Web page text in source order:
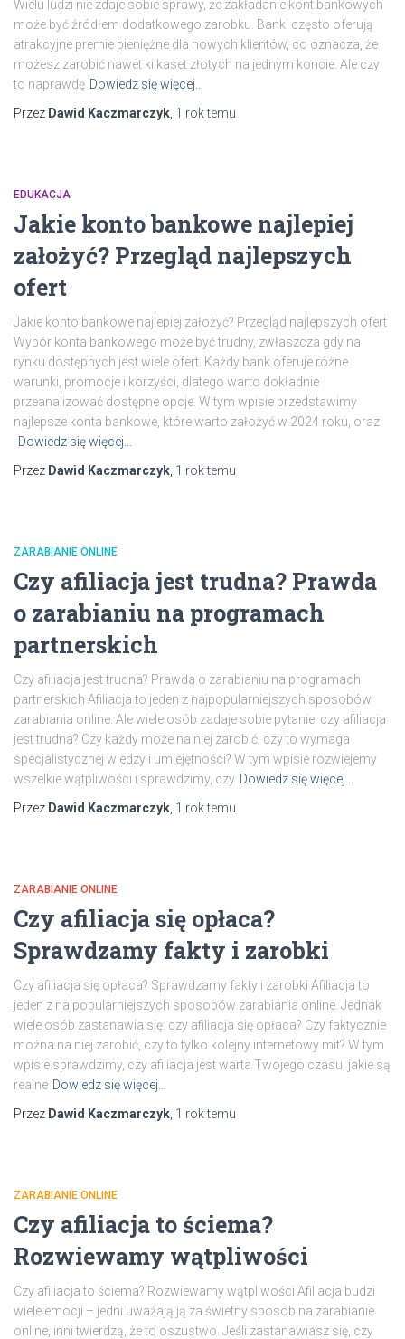
Wielu ludzi nie zdaje sobie sprawy, że zakładanie kont bankowych
może być źródłem dodatkowego zarobku. Banki często oferują
atrakcyjne premie pieniężne dla nowych klientów, co oznacza, że
możesz zarobić nawet kilkaset złotych na jednym koncie. Ale czy
to naprawdę Dowiedz się więcej…
Przez Dawid Kaczmarczyk 1 roktemu
EDUKACJA
Jakie konto bankowe najlepiej
założyć? Przegląd najlepszych
ofert
Jakie konto bankowe najlepiej założyć? Przegląd najlepszych ofert
Wybór konta bankowego może być trudny, zwłaszcza gdy na
rynku dostępnych jest wiele ofert. Każdy bank oferuje różne
warunki, promocje i korzyści, dlatego warto dokładnie
przeanalizować dostępne opcje. W tym wpisie przedstawimy
najlepsze konta bankowe, które warto założyć w 2024 roku, oraz
Dowiedz się więcej…
Przez Dawid Kaczmarczyk 1 roktemu
ZARABIANIE ONLINE
Czy afiliacja jest trudna? Prawda
o zarabianiu na programach
partnerskich
Czy afiliacja jest trudna? Prawda o zarabianiu na programach
partnerskich Afiliacja to jeden z najpopularniejszych sposobów
zarabiania online. Ale wiele osób zadaje sobie pytanie: czy afiliacja
jest trudna? Czy każdy może na niej zarobić, czy to wymaga
specjalistycznej wiedzy i umiejętności? W tym wpisie rozwiejemy
wszelkie wątpliwości i sprawdzimy, czy Dowiedz się więcej…
Przez Dawid Kaczmarczyk 1 roktemu
ZARABIANIE ONLINE
Czy afiliacja się opłaca?
Sprawdzamy fakty i zarobki
Czy afiliacja się opłaca? Sprawdzamy fakty i zarobki Afiliacja to
jeden z najpopularniejszych sposobów zarabiania online. Jednak
wiele osób zastanawia się: czy afiliacja się opłaca? Czy faktycznie
można na niej zarobić, czy to tylko kolejny internetowy mit? W tym
wpisie sprawdzimy, czy afiliacja jest warta Twojego czasu, jakie są
realne Dowiedz się więcej…
Przez Dawid Kaczmarczyk 1 roktemu
ZARABIANIE ONLINE
Czy afiliacja to ściema?
Rozwiewamy wątpliwości
Czy afiliacja to ściema? Rozwiewamy wątpliwości Afiliacja budzi
wiele emocji – jedni uważają ją za świetny sposób na zarabianie
online, inni twierdzą, że to oszustwo. Jeśli zastanawiasz się, czy